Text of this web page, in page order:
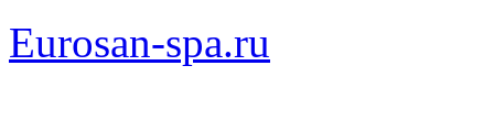
Eurosan-spa.ru